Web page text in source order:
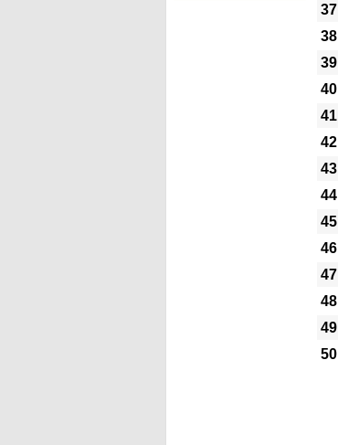
37
38
39
40
41
42
43
44
45
46
47
48
49
50